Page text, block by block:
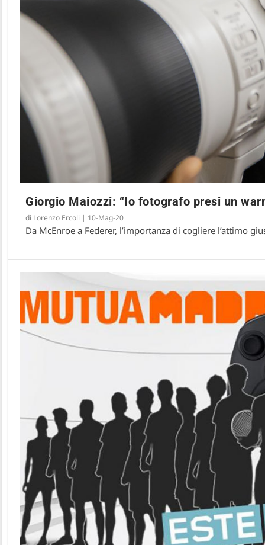
Giorgio Maiozzi: “Io fotografo presi un
di Lorenzo Ercoli | 10-Mag-20
Da McEnroe a Federer, l’importanza di cogliere l’attimo